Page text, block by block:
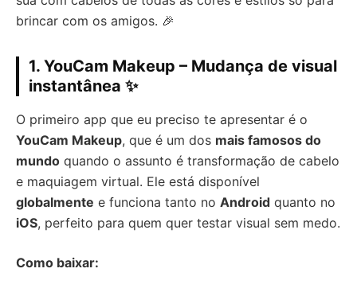
brincar com os amigos. 🎉
1. YouCam Makeup – Mudança de visual
instantânea ✨
O primeiro app que eu preciso te apresentar é o
YouCam Makeup, que é um dos mais famosos do
mundo quando o assunto é transformação de cabelo
e maquiagem virtual. Ele está disponível
globalmente e funciona tanto no Android quanto no
iOS, perfeito para quem quer testar visual sem medo.
Como baixar: